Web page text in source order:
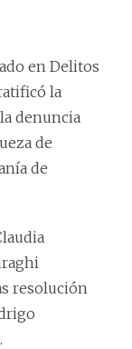
en Delitos
la
denuncia
de
de
resolución